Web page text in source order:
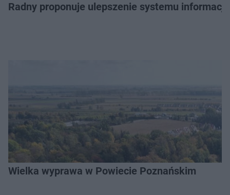
Radny proponuje ulepszenie systemu
Wielka wyprawa w Powiecie Poznańskim